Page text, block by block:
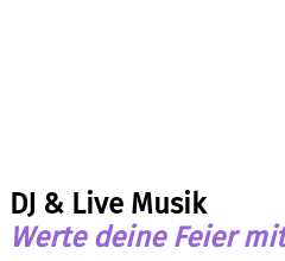
DJ & Live Musik
Werte deine Feier